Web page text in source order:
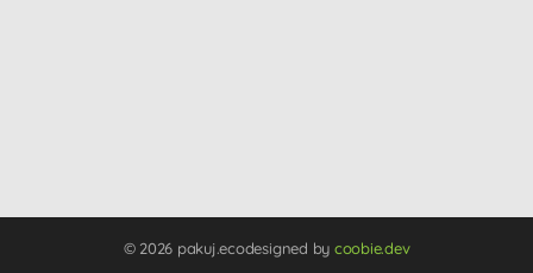
© 2026 pakuj.ecodesigned by coobie.dev